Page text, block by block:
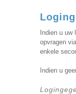
Indien u
opvragen
enkele
Indien u